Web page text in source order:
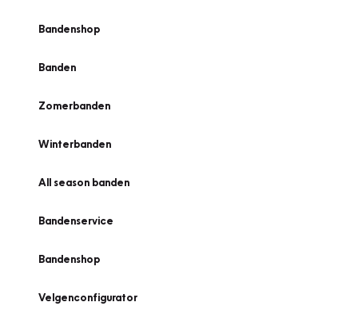
Bandenshop
Banden
Zomerbanden
Winterbanden
All season banden
Bandenservice
Bandenshop
Velgenconfigurator